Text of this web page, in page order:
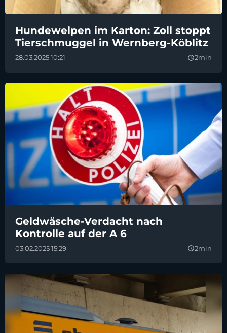
Hundewelpen im Karton: Zoll stoppt
Tierschmuggel in Wernberg-Köblitz
28.03.2025 10:21 query_builder2min
Geldwäsche-Verdacht nach
Kontrolle auf der A 6
03.02.2025 15:29 query_builder2min